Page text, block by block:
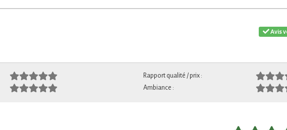
Avis
Rapport qualité / prix :
Ambiance :